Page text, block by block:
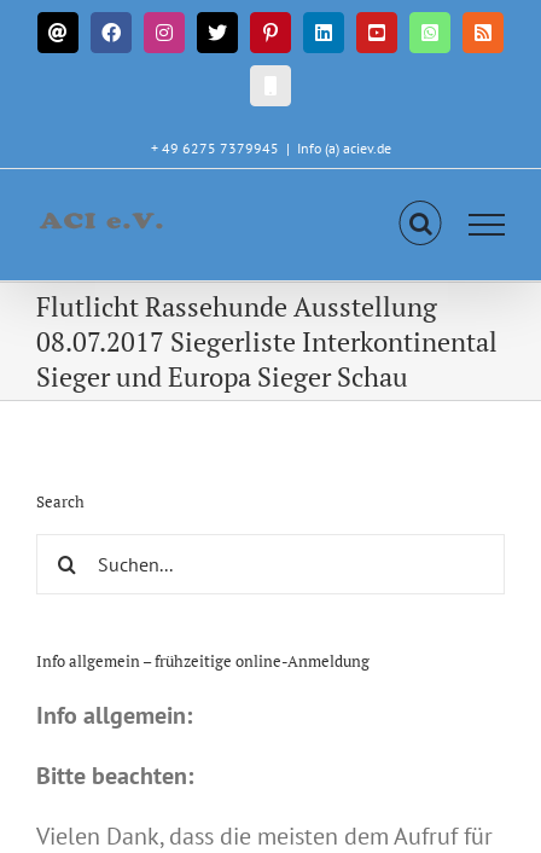
Zum
InhaltE-
Mail
FacebookInstagram
X PinterestLinkedInYouTubeWhatsApp
Rss
IN
+ 49 6275 7379945 | Info (a) aciev.de
Flutlicht Rassehunde Ausstellung
08.07.2017 Siegerliste Interkontinental
Sieger und Europa Sieger Schau
Search
Suche
Info allgemein – frühzeitige online-Anmeldung
Info allgemein:
Bitte beachten:
Vielen Dank, dass die meisten dem Aufruf für